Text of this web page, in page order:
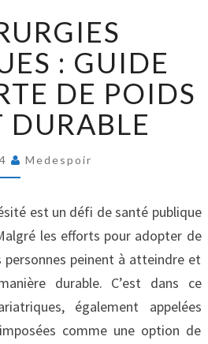
CHIRURGIES
BARIATRIQUES
:
GUIDE
COMPLET
PERTE
POIDS
ET
DURABLE
: GUIDE
DE POIDS
DURABLE
Medespoir
est un défi de santé publique
les efforts pour adopter de
peinent à atteindre et
durable. C’est dans ce
également appelées
comme une option de